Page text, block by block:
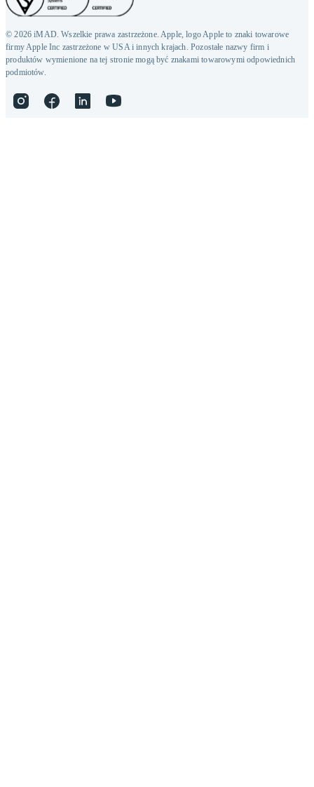
© 2026 iMAD. Wszelkie prawa zastrzeżone. Apple, logo Apple to znaki towarowe
firmy Apple Inc zastrzeżone w USA i innych krajach. Pozostałe nazwy firm i
produktów wymienione na tej stronie mogą być znakami towarowymi odpowiednich
podmiotów.